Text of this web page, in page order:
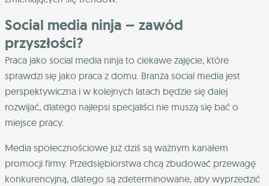
Social media ninja – zawód
przyszłości?
Praca jako social media ninja to ciekawe zajęcie, które
sprawdzi się jako praca z domu. Branża social media jest
perspektywiczna i w kolejnych latach będzie się dalej
rozwijać, dlatego najlepsi specjaliści nie muszą się bać o
miejsce pracy.
Media społecznościowe już dziś są ważnym kanałem
promocji firmy. Przedsiębiorstwa chcą zbudować przewagę
konkurencyjną, dlatego są zdeterminowane, aby wyprzedzić